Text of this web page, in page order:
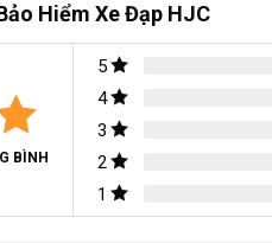
Hiểm Xe Đạp HJC
BÌNH
5
4
3
2
1